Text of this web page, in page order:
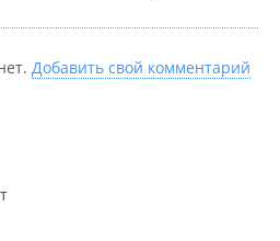
Добавить свой комментарий